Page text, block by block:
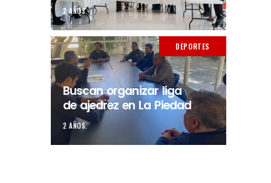
2 AÑOS.
DEPORTES
Buscan organizar liga
de ajedrez en La Piedad
2 AÑOS.